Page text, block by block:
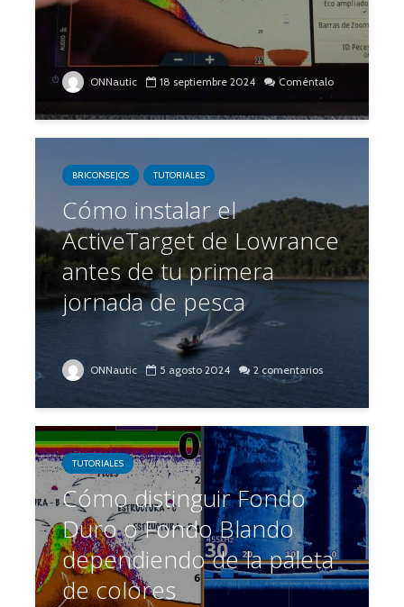
ONNautic 18 septiembre 2024 Coméntalo
BRICONSEJOS TUTORIALES
Cómo instalar el
ActiveTarget de Lowrance
antes de tu primera
jornada de pesca
ONNautic 5 agosto 2024 2 comentarios
TUTORIALES
Cómo distinguir Fondo
Duro o Fondo Blando
dependiendo de la paleta
de colores